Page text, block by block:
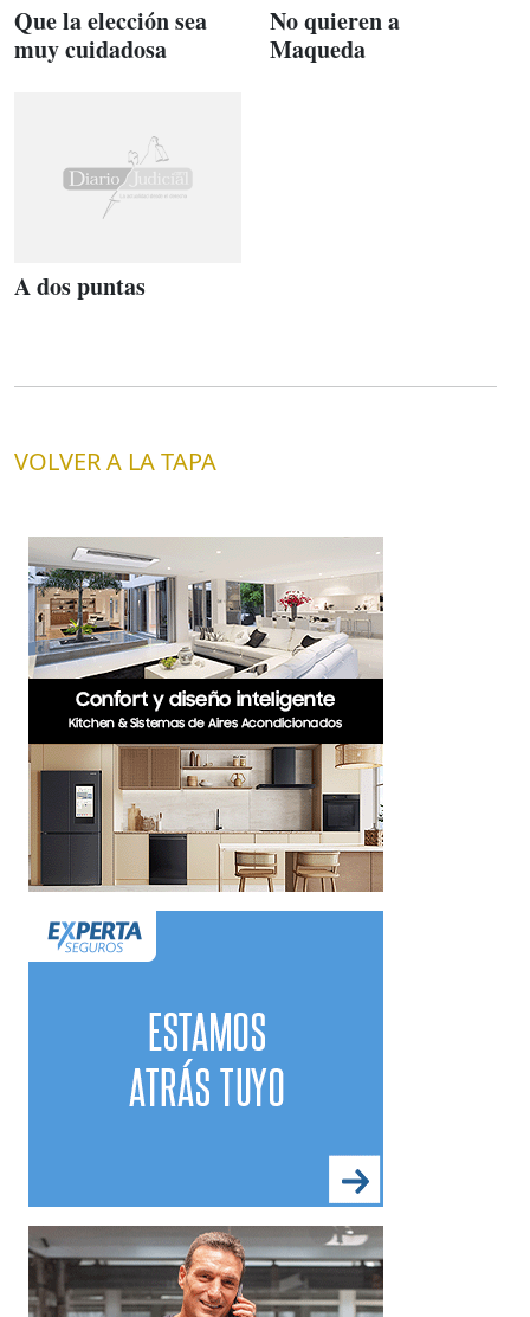
Que la elección sea
muy cuidadosa
No quieren a
Maqueda
A dos puntas
VOLVER A LA TAPA